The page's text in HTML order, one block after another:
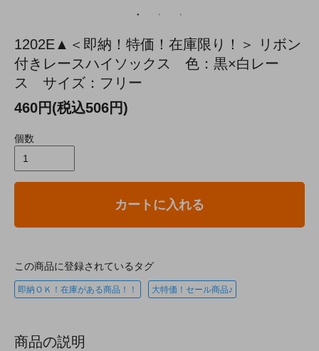
1202E▲＜即納！特価！在庫限り！＞ リボン
付きレースハイソックス 色：黒×白レー
ス サイズ：フリー
460円(税込506円)
個数
カートに入れる
この商品に登録されているタグ
即納ＯＫ！在庫がある商品！！ 大特価！セール商品♪
商品の説明